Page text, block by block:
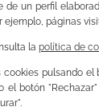
de un perfil
ejemplo, páginas
la política de
pulsando el
el botón